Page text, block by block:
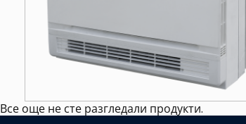
Все още не сте разгледали продукти.